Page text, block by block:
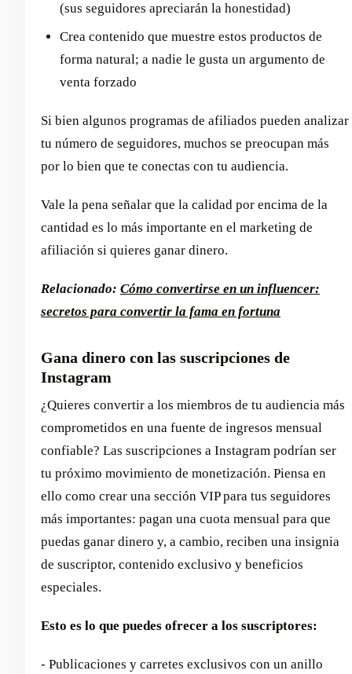
(sus seguidores apreciarán la honestidad)
Crea contenido que muestre estos productos de
forma natural; a nadie le gusta un argumento de
venta forzado
Si bien algunos programas de afiliados pueden analizar
tu número de seguidores, muchos se preocupan más
por lo bien que te conectas con tu audiencia.
Vale la pena señalar que la calidad por encima de la
cantidad es lo más importante en el marketing de
afiliación si quieres ganar dinero.
Relacionado: Cómo convertirse en un influencer:
secretos para convertir la fama en fortuna
Gana dinero con las suscripciones de
Instagram
¿Quieres convertir a los miembros de tu audiencia más
comprometidos en una fuente de ingresos mensual
confiable? Las suscripciones a Instagram podrían ser
tu próximo movimiento de monetización. Piensa en
ello como crear una sección VIP para tus seguidores
más importantes: pagan una cuota mensual para que
puedas ganar dinero y, a cambio, reciben una insignia
de suscriptor, contenido exclusivo y beneficios
especiales.
Esto es lo que puedes ofrecer a los suscriptores:
- Publicaciones y carretes exclusivos con un anillo